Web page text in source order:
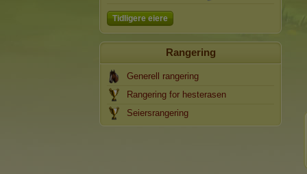
Tidligere eiere
Rangering
Generell rangering
Rangering for hesterasen
Seiersrangering